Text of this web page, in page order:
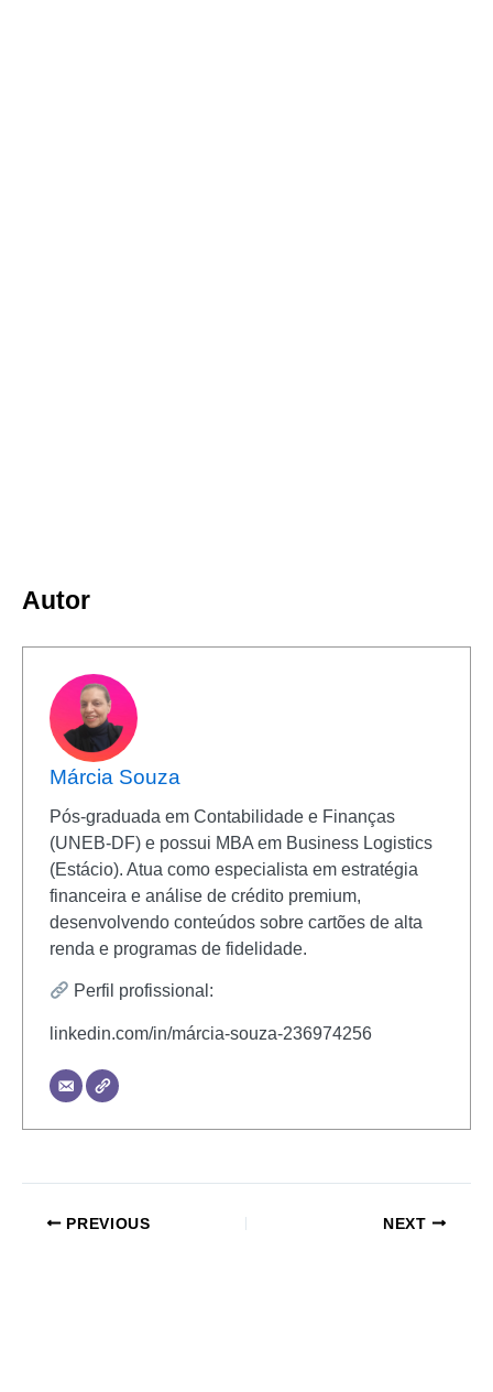
Autor
Márcia Souza
Pós-graduada em Contabilidade e Finanças
(UNEB-DF) e possui MBA em Business Logistics
(Estácio). Atua como especialista em estratégia
financeira e análise de crédito premium,
desenvolvendo conteúdos sobre cartões de alta
renda e programas de fidelidade.
Perfil profissional:
linkedin.com/in/márcia-souza-236974256
PREVIOUS NEXT